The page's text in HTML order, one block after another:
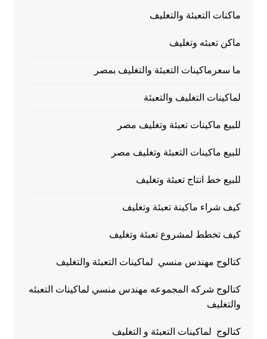
ماكنات التعبئة والتغليف
ماكن تعبئه وتغليف
ما سعرماكينات التعبئة والتغليف بمصر
لماكينات التغليف والتعبئة
للبيع ماكينات تعبئة وتغليف مصر
للبيع ماكينات التعبئة وتغليف مصر
للبيع خط انتاج تعبئة وتغليف
كيف شراء ماكينة تعبئة وتغليف
كيف تخطط لمشروع تعبئة وتغليف
كتالوج مهندس منسي لماكينات التعبئة والتغليف
كتالوج شركه المجموعه مهندس منسي لماكينات التعبئه
والتغليف
كتالوج لماكينات التعبئة و التغليف